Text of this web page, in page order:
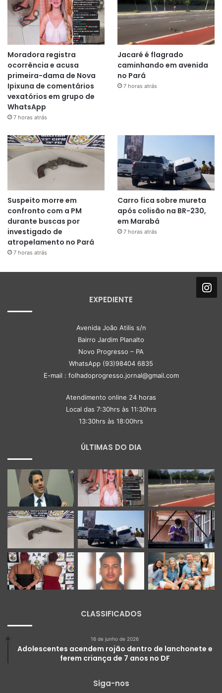
Moradora registra
ocorrência e acusa
primeira-dama de Nova
Ipixuna de comentários
vexatórios em grupo de
WhatsApp
7 horas atrás
Jacaré é flagrado
caminhando em avenida
no Pará
7 horas atrás
Suspeito morre em
confronto com a PM
durante buscas por
investigado de
atropelamento no Pará
7 horas atrás
Carro fica sobre mureta
após colisão na BR-230,
em Marabá
7 horas atrás
EXPEDIENTE
Avenida João Atilis s/n
Bairro Jardim Planalto
Novo Progresso – PA
WhatsApp (93)98404 6835
E-mail : folhadoprogresso.jornal@gmail.com
Atendimento online 24 horas
Local das 7:30hrs às 11:30hrs
13:30hrs às 18:00hrs
ÚLTIMAS DO DIA
CLASSIFICADOS
16 de junho de 2026
Adolescentes acendem rojão dentro de lanchonete e
ferem criança de 7 anos no DF
Siga-nos